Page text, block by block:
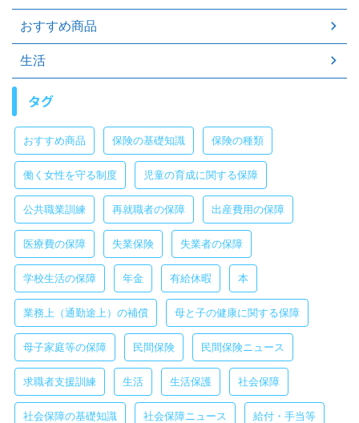
おすすめ商品
生活
タグ
おすすめ商品 保険の基礎知識 保険の種類
働く女性を守る制度 児童の育成に関する保障
公共職業訓練 再就職者の保障 出産費用の保障
医療費の保障 失業保険 失業者の保障
学校生活の保障 年金 有給休暇 本
業務上（通勤途上）の補償 母と子の健康に関する保障
母子家庭等の保障 民間保険 民間保険ニュース
求職者支援訓練 生活 生活保護 社会保障
社会保障の基礎知識 社会保障ニュース 給付・手当等